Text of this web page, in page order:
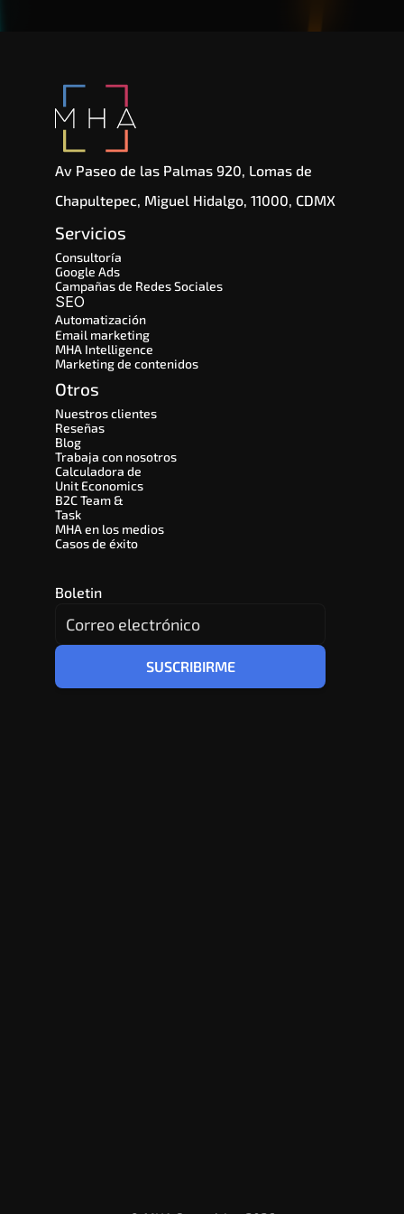
Av Paseo de las Palmas 920, Lomas de
Chapultepec, Miguel Hidalgo, 11000, CDMX
Servicios
Consultoría
Google Ads
Campañas de Redes Sociales
Automatización
Email marketing
MHA Intelligence
Marketing de contenidos
Otros
Nuestros clientes
Reseñas
Blog
Trabaja con nosotros
Calculadora de
Unit Economics
B2C Team &
Task
MHA en los medios
Casos de éxito
Boletin